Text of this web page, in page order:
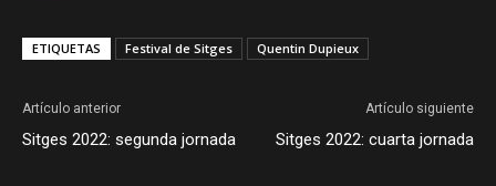
ETIQUETAS Festival de Sitges Quentin Dupieux
Artículo anterior
Sitges 2022: segunda jornada
Artículo siguiente
Sitges 2022: cuarta jornada